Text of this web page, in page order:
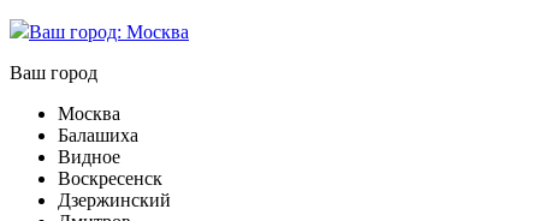
Ваш город: Москва
Ваш город
Москва
Балашиха
Видное
Воскресенск
Дзержинский